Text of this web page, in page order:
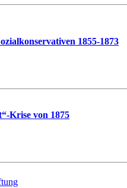
1855-1873
Krise von 1875